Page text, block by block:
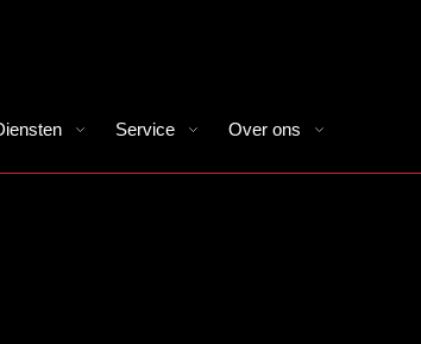
Service
Over ons